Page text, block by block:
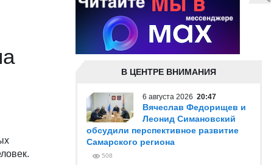
В ЦЕНТРЕ ВНИМАНИЯ
6 августа 2026 20:47
Вячеслав Федорищев и
Леонид Симановский
обсудили перспективное развитие
Самарского региона
508